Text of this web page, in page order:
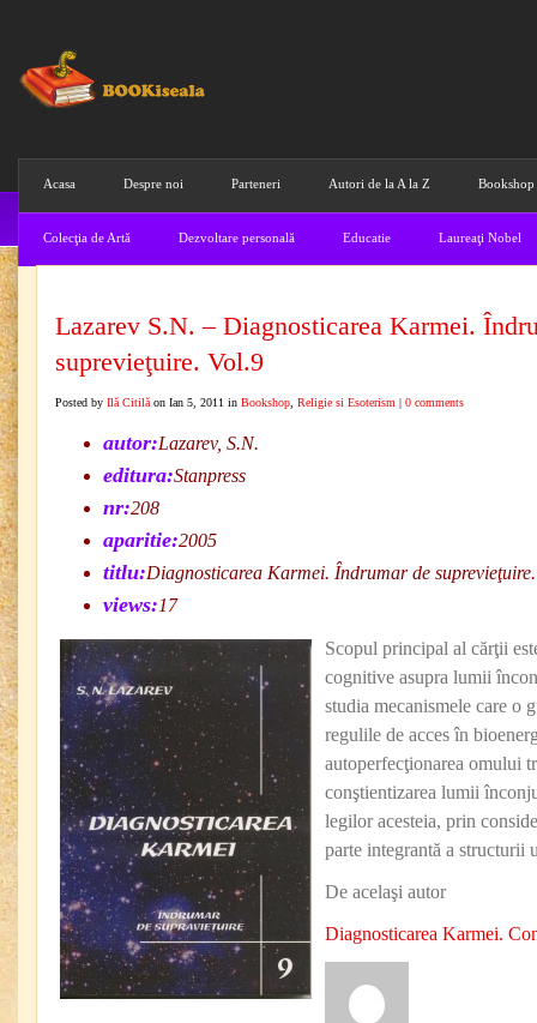
Acasa Despre noi Parteneri Autori de la A la Z Bookshop
Colecţia de Artă Dezvoltare personală Educatie Laureaţi Nobel
Lazarev S.N. – Diagnosticarea Karmei.
suprevieţuire. Vol.9
Posted by Ilă Citilă on Ian 5, 2011 in Bookshop Religie si Esoterism | 0 comments
autor:Lazarev, S.N.
editura:Stanpress
nr:208
aparitie:2005
titlu:Diagnosticarea Karmei. Îndrumar de
views:17
Scopul principal al cărţii
cognitive asupra lumii
studia mecanismele care o
regulile de acces în
autoperfecţionarea omului
conştientizarea lumii
legilor acesteia, prin
parte integrantă a structurii
De acelaşi autor
Diagnosticarea Karmei.